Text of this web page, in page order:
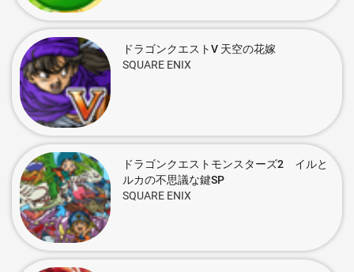
ドラゴンクエストV 天空の花嫁
SQUARE ENIX
ドラゴンクエストモンスターズ2 イルと
ルカの不思議な鍵SP
SQUARE ENIX